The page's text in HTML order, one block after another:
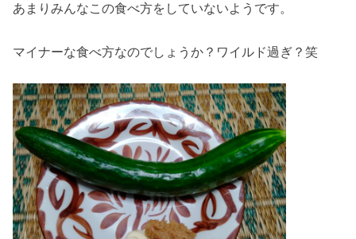
あまりみんなこの食べ方をしていないようです。
マイナーな食べ方なのでしょうか？ワイルド過ぎ？笑